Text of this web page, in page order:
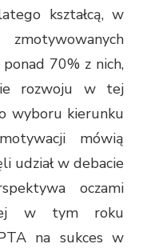
kształcą, w
70% z nich,
rozwoju w tej
wyboru kierunku
mówią
udział w debacie
oczami
w tym roku
na sukces w